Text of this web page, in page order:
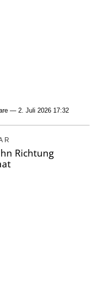
— 2. Juli 2026 17:32
Richtung